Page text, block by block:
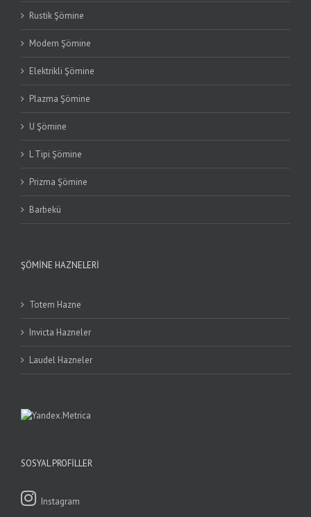
Rustik Şömine
Modern Şömine
Elektrikli Şömine
Plazma Şömine
U Şömine
L Tipi Şömine
Prizma Şömine
Barbekü
ŞÖMINE HAZNELERI
Totem Hazne
Invicta Hazneler
Laudel Hazneler
SOSYAL PROFILLER
Instagram